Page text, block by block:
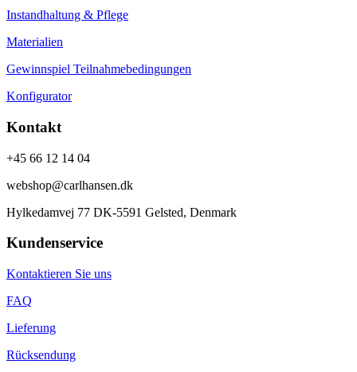
Instandhaltung & Pflege
Materialien
Gewinnspiel Teilnahmebedingungen
Konfigurator
Kontakt
+45 66 12 14 04
webshop@carlhansen.dk
Hylkedamvej 77 DK-5591 Gelsted, Denmark
Kundenservice
Kontaktieren Sie uns
FAQ
Lieferung
Rücksendung